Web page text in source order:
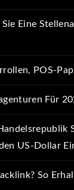
Eine
POS-
Für
US-Dollar
So